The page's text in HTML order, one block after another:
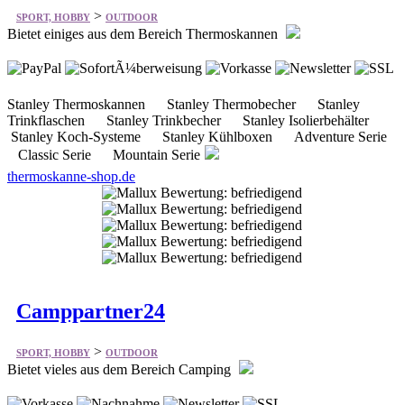
Stanley Thermoskannen Stanley Thermobecher Stanley
Trinkflaschen Stanley Trinkbecher Stanley Isolierbehälter
Classic Serie Mountain Serie
thermoskanne-shop.de
Camppartner24
SPORT, HOBBY>OUTDOOR
Bietet vieles aus dem Bereich Camping
Abdeckungen / Vorhänge Aktionen Audio/Video Benzin